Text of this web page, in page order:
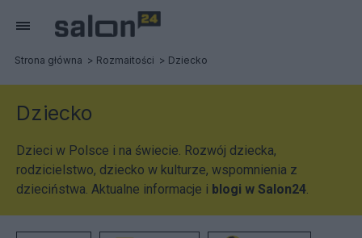
Strona główna Rozmaitości Dziecko
Dziecko
Dzieci w Polsce i na świecie. Rozwój dziecka,
rodzicielstwo, dziecko w kulturze, wspomnienia z
dzieciństwa. Aktualne informacje i blogi w Salon24.